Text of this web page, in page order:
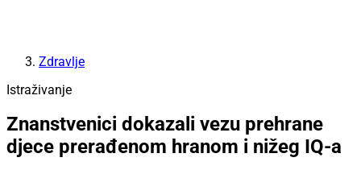
Zdravlje
Istraživanje
Znanstvenici dokazali vezu prehrane
djece prerađenom hranom i nižeg IQ-a